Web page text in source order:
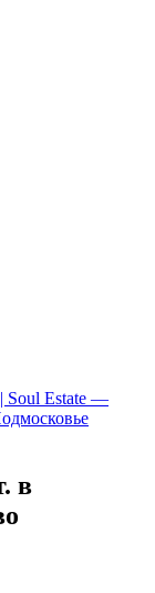
Soul Estate —
в